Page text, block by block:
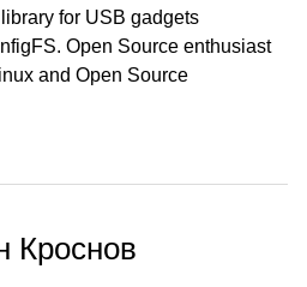
for USB gadgets
Open Source enthusiast
and Open Source
Кроснов